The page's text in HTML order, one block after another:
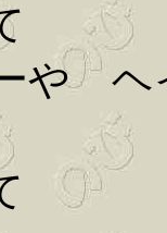
や ヘ